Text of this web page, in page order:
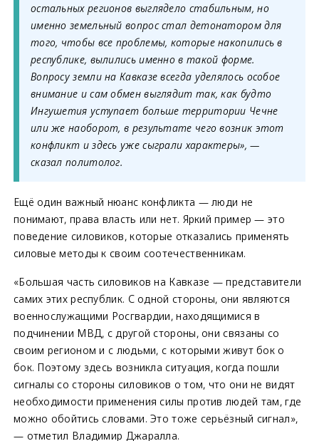
остальных регионов выглядело стабильным, но
именно земельный вопрос стал детонатором для
того, чтобы все проблемы, которые накопились в
республике, вылились именно в такой форме.
Вопросу земли на Кавказе всегда уделялось особое
внимание и сам обмен выглядит так, как будто
Ингушетия уступает больше территории Чечне
или же наоборот, в результате чего возник этот
конфликт и здесь уже сыграли характеры», —
сказал политолог.
Ещё один важный нюанс конфликта — люди не
понимают, права власть или нет. Яркий пример — это
поведение силовиков, которые отказались применять
силовые методы к своим соотечественникам.
«Большая часть силовиков на Кавказе — представители
самих этих республик. С одной стороны, они являются
военнослужащими Росгвардии, находящимися в
подчинении МВД, с другой стороны, они связаны со
своим регионом и с людьми, с которыми живут бок о
бок. Поэтому здесь возникла ситуация, когда пошли
сигналы со стороны силовиков о том, что они не видят
необходимости применения силы против людей там, где
можно обойтись словами. Это тоже серьёзный сигнал»,
— отметил Владимир Джаралла.